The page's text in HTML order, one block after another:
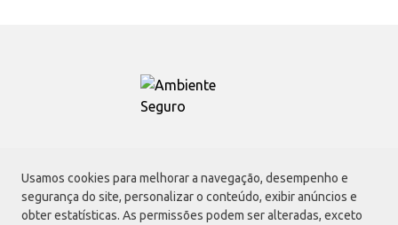
Usamos cookies para melhorar a navegação, desempenho e
segurança do site, personalizar o conteúdo, exibir anúncios e
obter estatísticas. As permissões podem ser alteradas, exceto
Atacadão S.A.
Avenida Morvan Dias de Figueiredo, 6169, Vila Maria, São Paulo - SP | CEP
02170-901 | CNPJ: 75.315.333/0001-09